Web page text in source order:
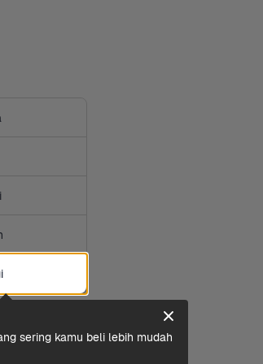
sering kamu beli lebih mudah